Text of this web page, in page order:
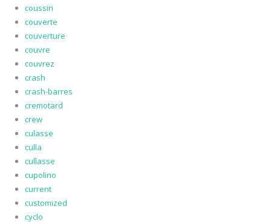
coussin
couverte
couverture
couvre
couvrez
crash
crash-barres
cremotard
crew
culasse
culla
cullasse
cupolino
current
customized
cyclo